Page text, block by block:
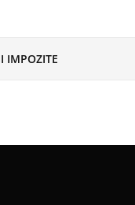
IMPOZITE